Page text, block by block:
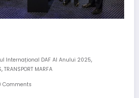
Internațional DAF Al Anului 2025,
, TRANSPORT MARFA
Comments